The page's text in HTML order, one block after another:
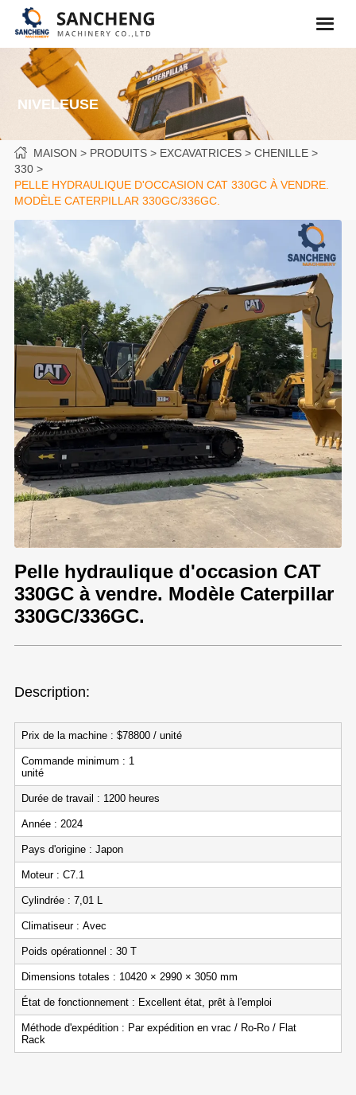
NIVELEUSE
MAISON PRODUITS EXCAVATRICES
CHENILLE
330
PELLE HYDRAULIQUE D'OCCASION CAT 330GC À VENDRE.
MODÈLE CATERPILLAR 330GC/336GC.
Pelle hydraulique d'occasion CAT
330GC à vendre. Modèle Caterpillar
330GC/336GC.
Description:
Prix de la machine : $78800 / unité
Commande minimum : 1
unité
Durée de travail : 1200 heures
Année : 2024
Pays d'origine : Japon
Moteur : C7.1
Cylindrée : 7,01 L
Climatiseur : Avec
Poids opérationnel : 30 T
Dimensions totales : 10420 × 2990 × 3050 mm
État de fonctionnement : Excellent état, prêt à l'emploi
Méthode d'expédition : Par expédition en vrac / Ro-Ro / Flat
Rack